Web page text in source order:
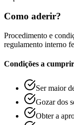
Como aderir?
Procedimento e
regulamento interno
Condições a cumprir
Ser maior
Gozar dos
Obter a